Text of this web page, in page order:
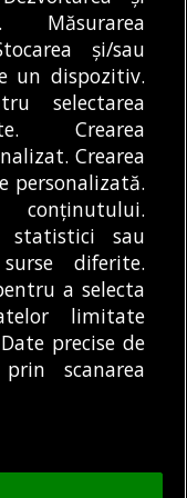
A2
se reia circulația
by TRS Design.
Cookie
Policy (EU)
Cookie
Policy
Măsurarea
și/sau
un dispozitiv.
selectarea
Crearea
Crearea
personalizată.
conținutului.
statistici sau
diferite.
a selecta
limitate
precise de
scanarea